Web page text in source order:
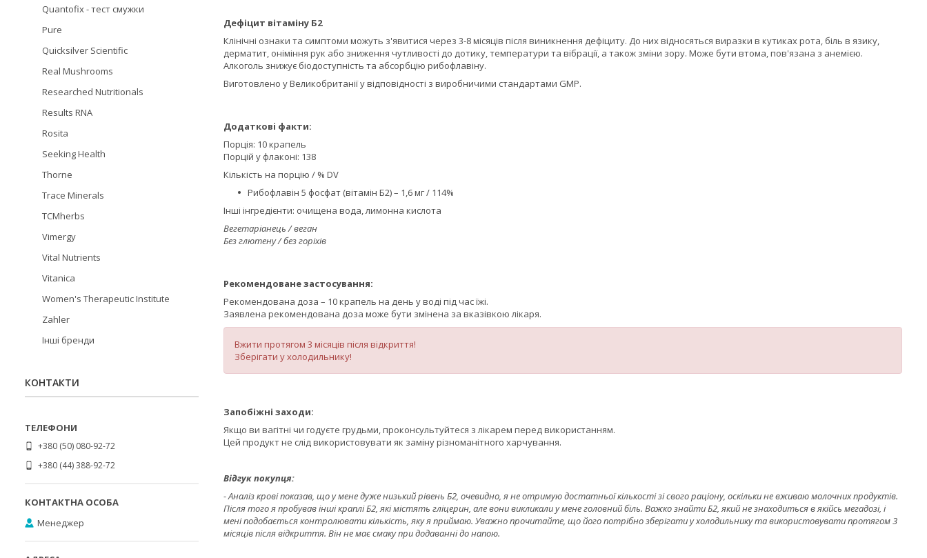
Дефіцит вітаміну Б2
Клінічні ознаки та симптоми можуть з'явитися через 3-8 місяців після виникнення дефіциту. До них відносяться виразки в кутиках рота, біль в язику,
дерматит, оніміння рук або зниження чутливості до дотику, температури та вібрації, а також зміни зору. Може бути втома, пов'язана з анемією.
Алкоголь знижує біодоступність та абсорбцію рибофлавіну.
Виготовлено у Великобританії у відповідності з виробничими стандартами GMP.
Додаткові факти:
Порція: 10 крапель
Порцій у флаконі: 138
Кількість на порцію / % DV
Рибофлавін 5 фосфат (вітамін Б2) – 1,6 мг / 114%
Інші інгредієнти: очищена вода, лимонна кислота
Вегетаріанець / веган
Без глютену / без горіхів
Рекомендоване застосування:
Рекомендована доза – 10 крапель на день у воді під час їжі.
Заявлена рекомендована доза може бути змінена за вказівкою лікаря.
Вжити протягом 3 місяців після відкриття!
Зберігати у холодильнику!
Запобіжні заходи:
Якщо ви вагітні чи годуєте грудьми, проконсультуйтеся з лікарем перед використанням.
Цей продукт не слід використовувати як заміну різноманітного харчування.
Відгук покупця:
-Аналіз крові показав, що у мене дуже низький рівень Б2, очевидно, я не отримую достатньої кількості зі свого раціону, оскільки не вживаю молочних продуктів.
Після того я пробував інші краплі Б2, які містять гліцерин, але вони викликали у мене головний біль. Важко знайти Б2, який не знаходиться в якійсь мегадозі, і
мені подобається контролювати кількість, яку я приймаю. Уважно прочитайте, що його потрібно зберігати у холодильнику та використовувати протягом 3
місяців після відкриття. Він не має смаку при додаванні до напою.
Quantofix - тест смужки
Pure
Quicksilver Scientific
Real Mushrooms
Researched Nutritionals
Results RNA
Rosita
Seeking Health
Thorne
Trace Minerals
TCMherbs
Vimergy
Vital Nutrients
Vitanica
Women's Therapeutic Institute
Zahler
Інші бренди
КОНТАКТИ
+380 (50) 080-92-72
+380 (44) 388-92-72
Менеджер